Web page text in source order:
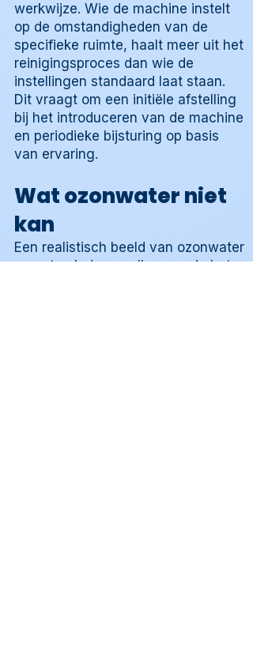
werkwijze. Wie de machine instelt
op de omstandigheden van de
specifieke ruimte, haalt meer uit het
reinigingsproces dan wie de
instellingen standaard laat staan.
Dit vraagt om een initiële afstelling
bij het introduceren van de machine
en periodieke bijsturing op basis
van ervaring.
Wat ozonwater niet
kan
Een realistisch beeld van ozonwater
omvat ook de gevallen waarin het